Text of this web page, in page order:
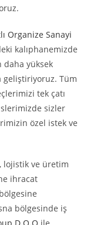
Organize Sanayi
kalıphanemizde
daha yüksek
geliştiriyoruz. Tüm
tek çatı
sizler
özel istek ve
lojistik ve üretim
ihracat
bölgesinde iş